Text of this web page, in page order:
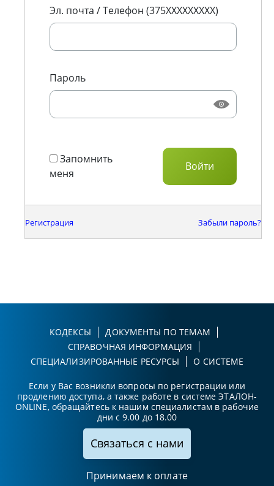
Эл. почта / Телефон (375XXXXXXXXX)
Пароль
Запомнить
меня
Регистрация Забыли пароль?
КОДЕКСЫ
ДОКУМЕНТЫ ПО ТЕМАМ
СПРАВОЧНАЯ ИНФОРМАЦИЯ
СПЕЦИАЛИЗИРОВАННЫЕ РЕСУРСЫ
О СИСТЕМЕ
Если у Вас возникли вопросы по регистрации или
продлению доступа, а также работе в системе ЭТАЛОН-
ONLINE, обращайтесь к нашим специалистам в рабочие
дни с 9.00 до 18.00
Связаться с нами
Принимаем к оплате